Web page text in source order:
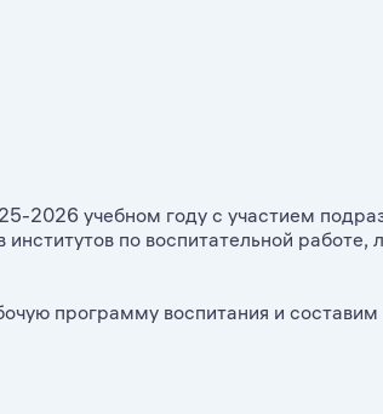
2026 учебном году с участием
по воспитательной работе,
программу воспитания и составим